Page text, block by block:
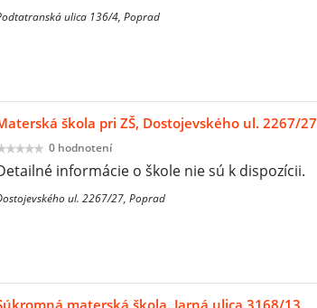
ulica 136/4, Poprad
škola pri ZŠ, Dostojevského ul. 2267/27
0 hodnotení
informácie o škole nie sú k dispozícii.
ul. 2267/27, Poprad